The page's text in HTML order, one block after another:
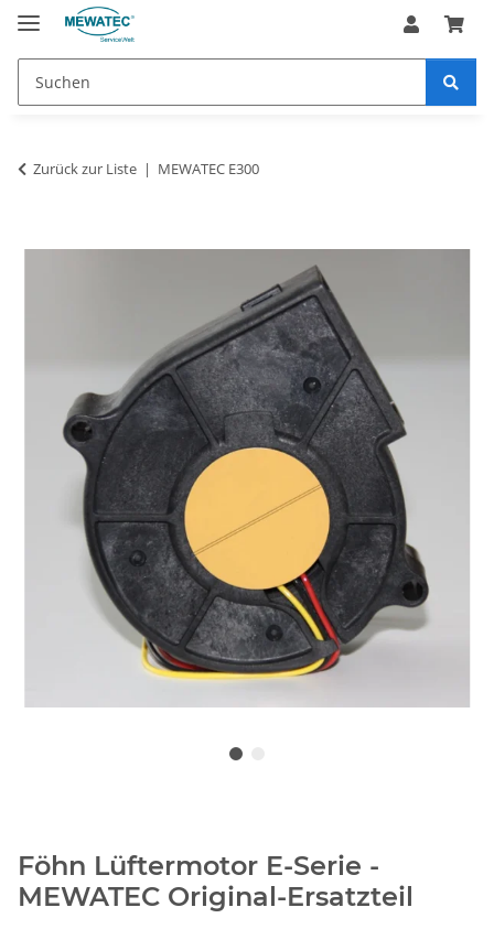
Zurück zur Liste MEWATEC E300
Föhn Lüftermotor E-Serie -
MEWATEC Original-Ersatzteil